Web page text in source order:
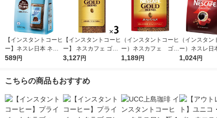
【インスタントコーヒ
ー】ネスレ日本 ネス
カフェ アイスブレン
589円
【インスタントコーヒ
ー】 ネスカフェ ゴー
ルドブレンド エコ＆
3,127円
（インスタントコーヒ
ー）ネスカフェ ゴー
ルドブレンドカフェイ
1,189円
（インスタン
ー）ネスレ日
カフェ エク
1,024円
こちらの商品もおすすめ